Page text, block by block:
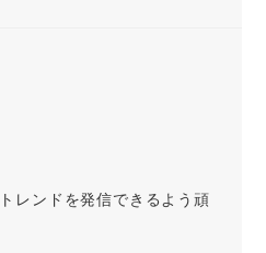
レンドを発信できるよう頑